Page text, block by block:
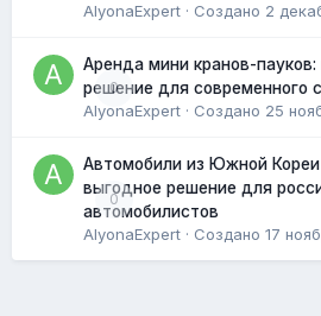
AlyonaExpert · Создано 2
0
Аренда мини кранов-
решение для современного
AlyonaExpert · Создано 25
0
Автомобили из Южной Кореи
выгодное решение для
автомобилистов
AlyonaExpert · Создано 17